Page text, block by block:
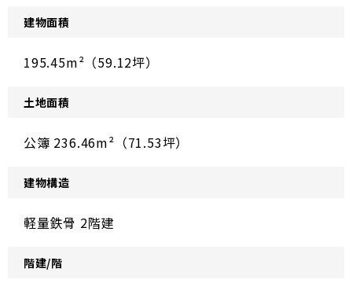
建物面積
195.45m²（59.12坪）
土地面積
公簿 236.46m²（71.53坪）
建物構造
軽量鉄骨 2階建
階建/階